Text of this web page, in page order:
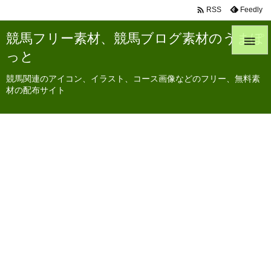
競馬フリー素材、競馬ブログ素材のうまぽ
っと
競馬関連のアイコン、イラスト、コース画像などのフリー、無料素
材の配布サイト

 RSS Feedly